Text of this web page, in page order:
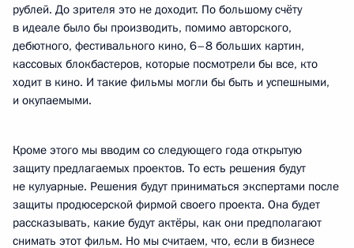
рублей. До зрителя это не доходит. По большому счёту
в идеале было бы производить, помимо авторского,
дебютного, фестивального кино, 6–8 больших картин,
кассовых блокбастеров, которые посмотрели бы все, кто
ходит в кино. И такие фильмы могли бы быть и успешными,
и окупаемыми.
Кроме этого мы вводим со следующего года открытую
защиту предлагаемых проектов. То есть решения будут
не кулуарные. Решения будут приниматься экспертами после
защиты продюсерской фирмой своего проекта. Она будет
рассказывать, какие будут актёры, как они предполагают
снимать этот фильм. Но мы считаем, что, если в бизнесе